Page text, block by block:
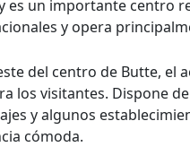
es un importante centro
y opera
del centro de Butte, el
los visitantes. Dispone
y algunos
cómoda.